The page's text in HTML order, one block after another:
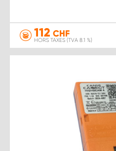
112 CHF
HORS TAXES (TVA 8.1 %)